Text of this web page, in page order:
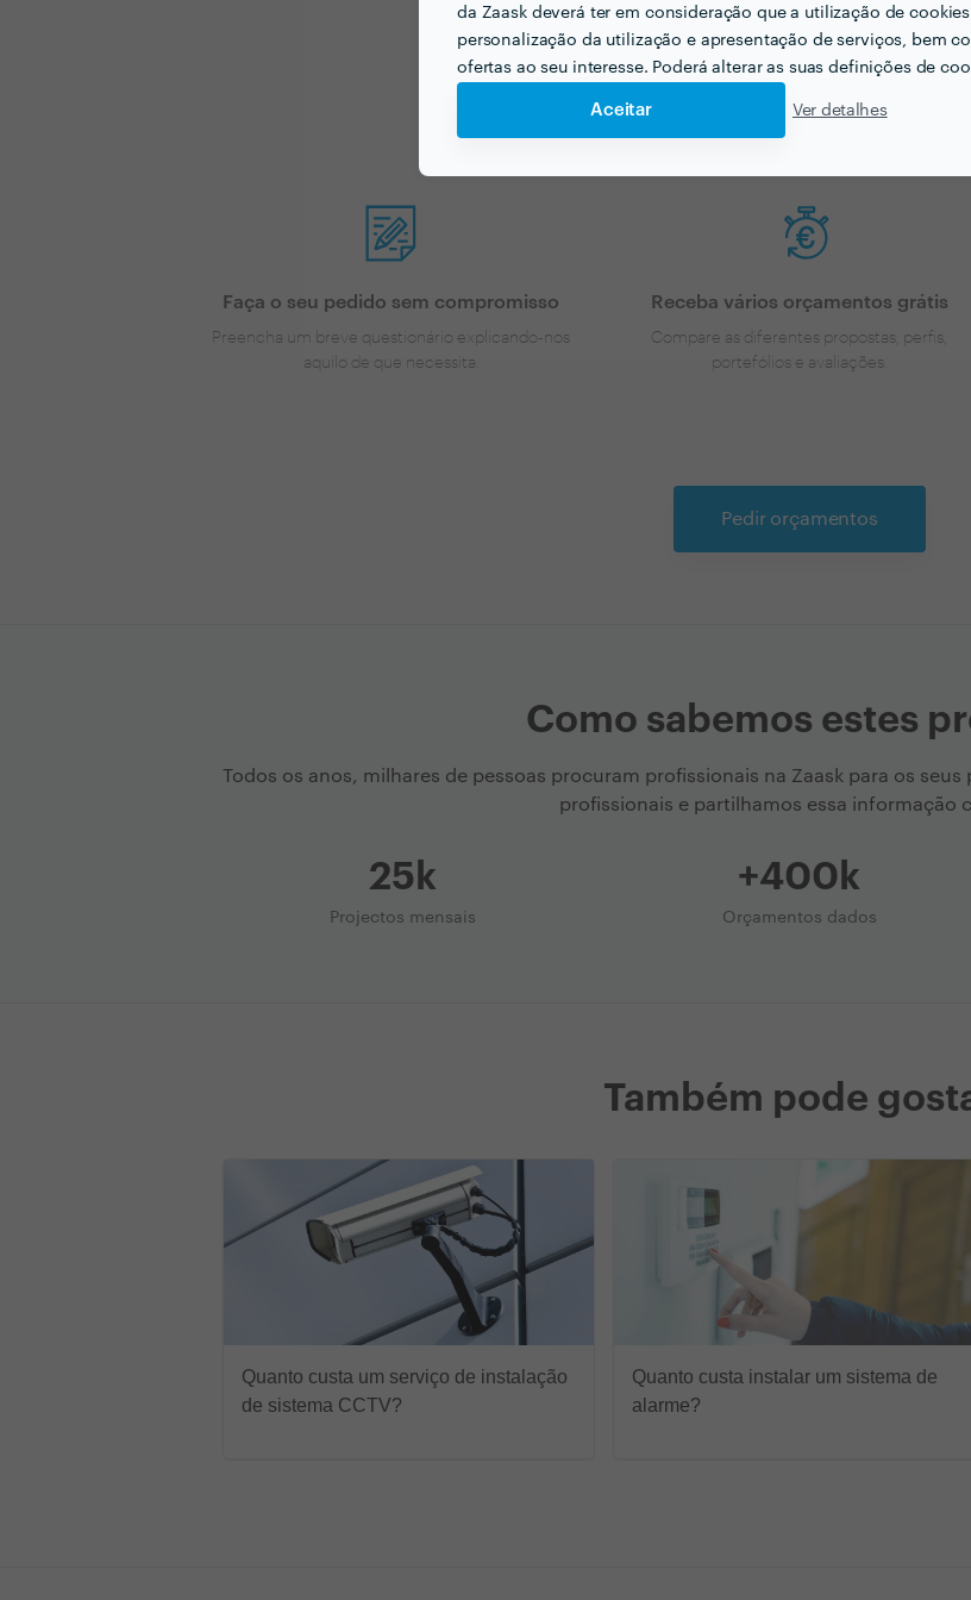
da Zaask deverá ter em consideração que a utilização de
personalização da utilização e apresentação de serviços, bem
ofertas ao seu interesse. Poderá alterar as suas definições de
Aceitar Ver detalhes
próximo projecto?
Agora que tem uma ideia dos preços vamos encontar o
Faça o seu pedido sem compromisso
Preencha um breve questionário explicando-nos
aquilo de que necessita.
Receba vários orçamentos grátis
Compare as diferentes propostas, perfis,
portefólios e avaliações.
Pedir orçamentos
Como sabemos estes
Todos os anos, milhares de pessoas procuram profissionais na Zaask para os
profissionais e partilhamos essa informação
25k
Projectos mensais
+400k
Orçamentos dados
Também pode
Quanto custa um serviço de instalação
de sistema CCTV?
Quanto custa instalar um sistema de
alarme?